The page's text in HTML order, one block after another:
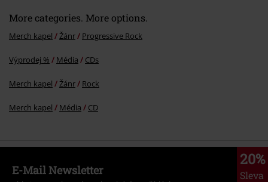
More categories. More options.
Merch kapel Žánr Progressive Rock
Výprodej % Média CDs
Merch kapel Žánr Rock
Merch kapel Média CD
20%
Sleva
E-Mail Newsletter